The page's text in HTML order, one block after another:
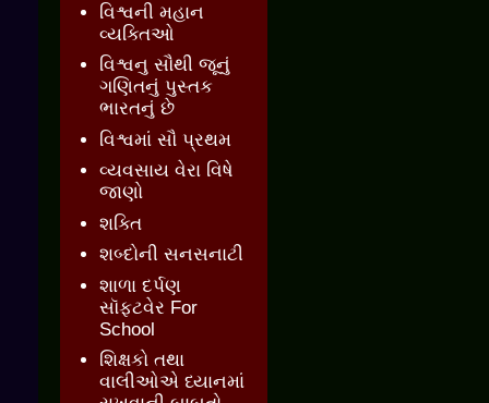
વિશ્વની મહાન
વ્યક્તિઓ
વિશ્વનુ સૌથી જૂનું
ગણિતનું પુસ્તક
ભારતનું છે
વિશ્વમાં સૌ પ્રથમ
વ્યવસાય વેરા વિષે
જાણો
શક્તિ
શબ્દોની સનસનાટી
શાળા દર્પણ
સૉફ્ટવેર For
School
શિક્ષકો તથા
વાલીઓએ ધ્યાનમાં